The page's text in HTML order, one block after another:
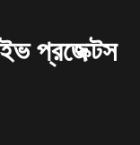
প্রজেক্টস